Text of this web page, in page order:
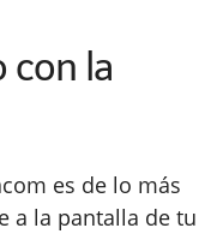
con la
es de lo más
a la pantalla de tu